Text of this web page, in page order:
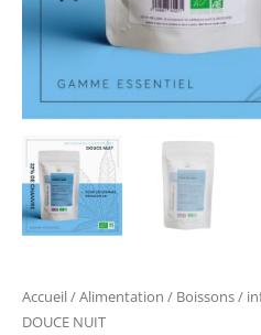
Accueil/Alimentation / Boissons/
DOUCE NUIT